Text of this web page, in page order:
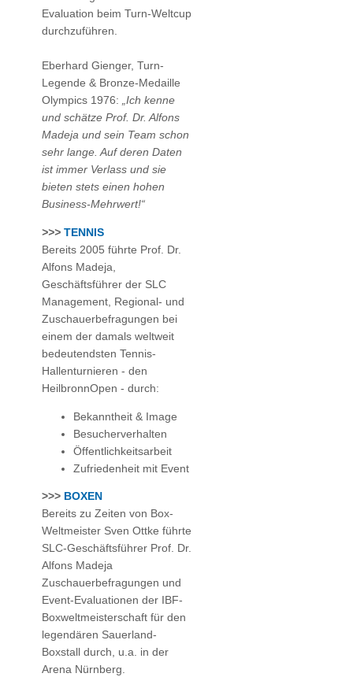
Evaluation beim Turn-Weltcup
durchzuführen.
Eberhard Gienger, Turn-
Legende & Bronze-Medaille
Olympics 1976:„Ich kenne
und schätzeProf. Dr. Alfons
Madeja und sein Team schon
sehr lange. Auf deren Daten
ist immer Verlass und sie
bieten stets einen hohen
Business-Mehrwert!“
>>>TENNIS
Bereits 2005 führte Prof. Dr.
Alfons Madeja,
Geschäftsführer der SLC
Management, Regional- und
Zuschauerbefragungen bei
einem der damals weltweit
bedeutendsten Tennis-
Hallenturnieren - den
HeilbronnOpen - durch:
Bekanntheit & Image
Besucherverhalten
Öffentlichkeitsarbeit
Zufriedenheit mit Event
>>> BOXEN
Bereits zu Zeiten von Box-
Weltmeister Sven Ottke führte
SLC-Geschäftsführer Prof. Dr.
Alfons Madeja
Zuschauerbefragungen und
Event-Evaluationen der IBF-
Boxweltmeisterschaft für den
legendären Sauerland-
Boxstall durch, u.a. in der
Arena Nürnberg.